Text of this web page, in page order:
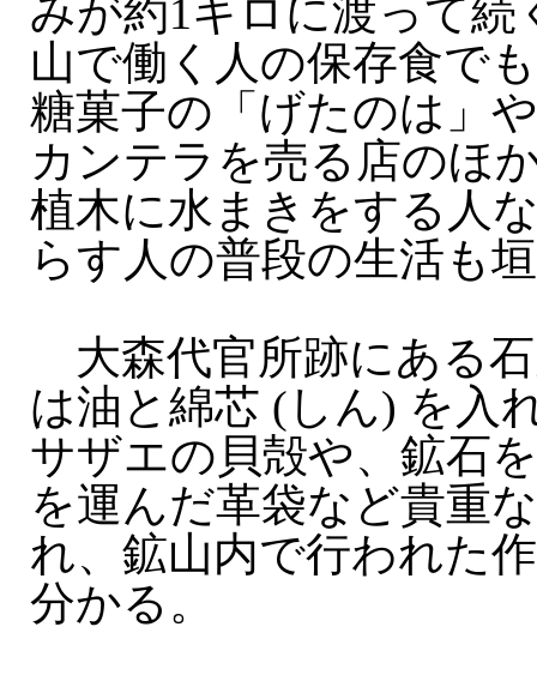
みが約1キロに渡って続
山で働く人の保存食で
糖菓子の「げたのは」
カンテラを売る店のほ
植木に水まきをする人
らす人の普段の生活も
大森代官所跡にある
は油と綿芯 (しん) を入
サザエの貝殻や、鉱石
を運んだ革袋など貴重
れ、鉱山内で行われた
分かる。